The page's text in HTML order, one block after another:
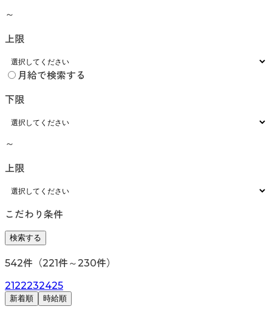
～
上限
月給で検索する
下限
～
上限
こだわり条件
検索する
542件（221件～230件）
2122232425
新着順 時給順